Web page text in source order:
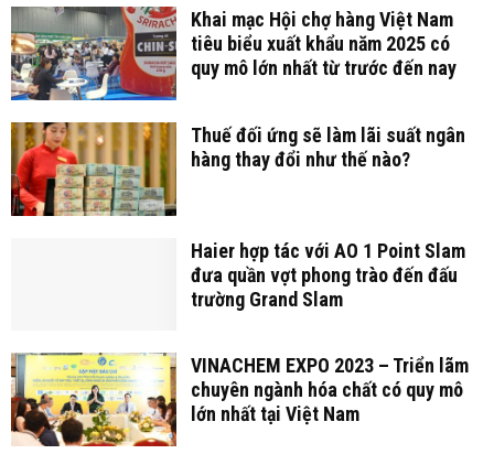
Khai mạc Hội chợ hàng Việt Nam
tiêu biểu xuất khẩu năm 2025 có
quy mô lớn nhất từ trước đến nay
Thuế đối ứng sẽ làm lãi suất ngân
hàng thay đổi như thế nào?
Haier hợp tác với AO 1 Point Slam
đưa quần vợt phong trào đến đấu
trường Grand Slam
VINACHEM EXPO 2023 – Triển lãm
chuyên ngành hóa chất có quy mô
lớn nhất tại Việt Nam